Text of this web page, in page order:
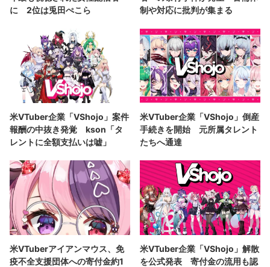
に 2位は兎田ぺこら
制や対応に批判が集まる
米VTuber企業「VShojo」案件
報酬の中抜き発覚 kson「タ
レントに全額支払いは嘘」
米VTuber企業「VShojo」倒産
手続きを開始 元所属タレント
たちへ通達
米VTuberアイアンマウス、免
疫不全支援団体への寄付金約1
米VTuber企業「VShojo」解散
を公式発表 寄付金の流用も認